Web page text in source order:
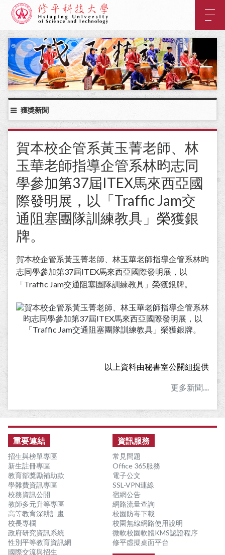
內
容
區
塊
:::
獲獎新聞
賀本校企管系黃玉菁老師、林
玉華老師指導企管系林昀志同
學參加第37屆ITEX馬來西亞國
際發明展，以「Traffic Jam交
通阻塞團隊訓練教具」榮獲銀
牌。
賀本校企管系黃玉菁老師、林玉華老師指導企管系林昀
志同學參加第37屆ITEX馬來西亞國際發明展，以
「Traffic Jam交通阻塞團隊訓練教具」榮獲銀牌。
以上資料由秘書室公關組提供
更多新聞....
重要連結
招生與榜單專區
新生註冊專區
教育部獎勵補助款
學雜費資訊專區
校務資訊公開
教師多元升等專區
高等教育深耕計畫
校長專欄
政府研究資訊系統
性別平等教育資訊網
國際交流與招生
資訊服務
常見問題
Office 365服務
電子公文
SSL-VPN連線
宿網公告
網路流量查詢
校園防毒下載
校園無線網路使用說明
微軟校園軟體KMS認證程序
修平虛擬桌面平台